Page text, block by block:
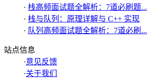
· 栈高频面试题全解析：7道必刷题...
· 栈与队列：原理详解与 C++ 实现
· 队列高频面试题全解析：7道必刷...
站点信息
·意见反馈
·关于我们